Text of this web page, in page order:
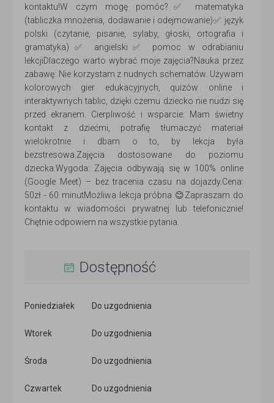
kontaktu!W czym mogę pomóc?✅ matematyka
(tabliczka mnożenia, dodawanie i odejmowanie)✅ język
polski (czytanie, pisanie, sylaby, głoski, ortografia i
gramatyka)✅ angielski✅ pomoc w odrabianiu
lekcjiDlaczego warto wybrać moje zajęcia?Nauka przez
zabawę: Nie korzystam z nudnych schematów. Używam
kolorowych gier edukacyjnych, quizów online i
interaktywnych tablic, dzięki czemu dziecko nie nudzi się
przed ekranem. Cierpliwość i wsparcie: Mam świetny
kontakt z dziećmi, potrafię tłumaczyć materiał
wielokrotnie i dbam o to, by lekcja była
bezstresowa.Zajęcia dostosowane do poziomu
dziecka.Wygoda: Zajęcia odbywają się w 100% online
(Google Meet) – bez tracenia czasu na dojazdy.Cena:
50zł - 60 minutMożliwa lekcja próbna 😊Zapraszam do
kontaktu w wiadomości prywatnej lub telefonicznie!
Chętnie odpowiem na wszystkie pytania.
Dostępność
Poniedziałek Do uzgodnienia
Wtorek Do uzgodnienia
Środa Do uzgodnienia
Czwartek Do uzgodnienia